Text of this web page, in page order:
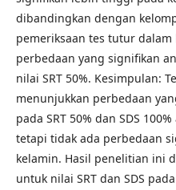
dibandingkan dengan
pemeriksaan tes tutur
perbedaan yang signifikan
nilai SRT 50%. Kesimpulan:
menunjukkan perbedaan
pada SRT 50% dan SDS
tetapi tidak ada perbedaan
kelamin. Hasil penelitian ini
untuk nilai SRT dan SDS